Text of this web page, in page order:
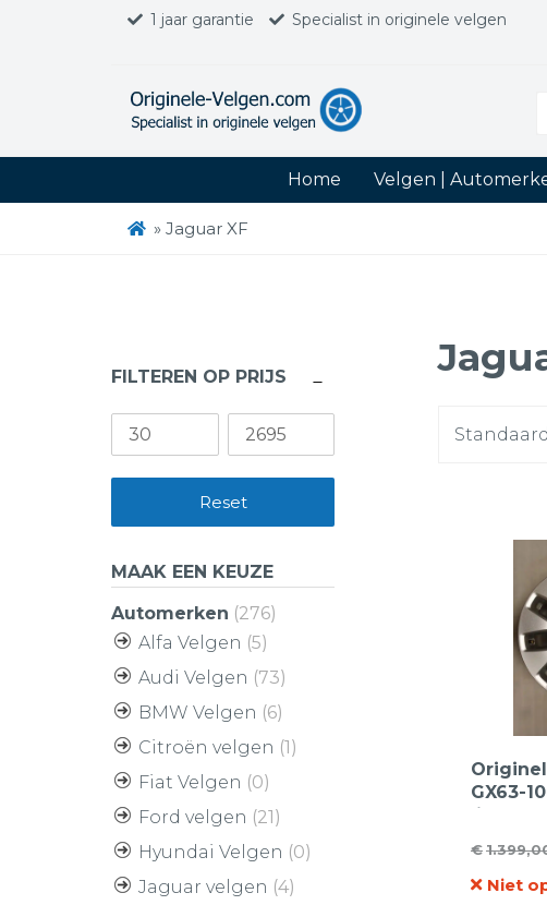
1 jaar garantie Specialist in originele velgen
Home Velgen |
» Jaguar XF
GX63-
€
prijs
prijs
Niet
FILTEREN OP PRIJS
Reset
MAAK EEN KEUZE
Automerken (276)
Alfa Velgen (5)
Audi Velgen (73)
BMW Velgen (6)
Citroën velgen (1)
Fiat Velgen (0)
Ford velgen (21)
Hyundai Velgen (0)
Jaguar velgen (4)